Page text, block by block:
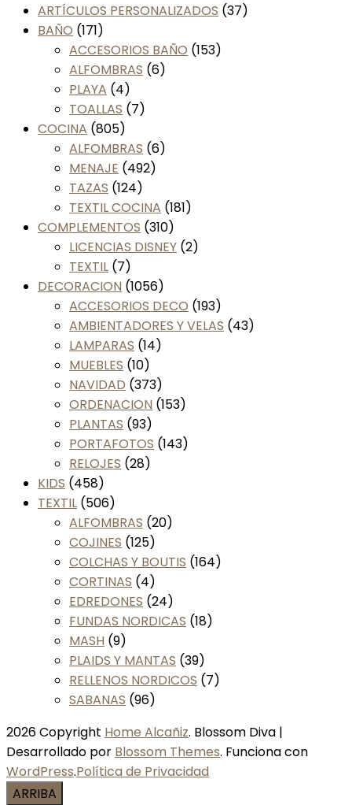
ARTÍCULOS PERSONALIZADOS (37)
BAÑO (171)
ACCESORIOS BAÑO (153)
ALFOMBRAS (6)
PLAYA (4)
TOALLAS (7)
COCINA (805)
ALFOMBRAS (6)
MENAJE (492)
TAZAS (124)
TEXTIL COCINA (181)
COMPLEMENTOS (310)
LICENCIAS DISNEY (2)
TEXTIL (7)
DECORACION (1056)
ACCESORIOS DECO (193)
AMBIENTADORES Y VELAS (43)
LAMPARAS (14)
MUEBLES (10)
NAVIDAD (373)
ORDENACION (153)
PLANTAS (93)
PORTAFOTOS (143)
RELOJES (28)
KIDS (458)
TEXTIL (506)
ALFOMBRAS (20)
COJINES (125)
COLCHAS Y BOUTIS (164)
CORTINAS (4)
EDREDONES (24)
FUNDAS NORDICAS (18)
MASH (9)
PLAIDS Y MANTAS (39)
RELLENOS NORDICOS (7)
SABANAS (96)
2026 Copyright Home Alcañiz. Blossom Diva |
Desarrollado por Blossom Themes. Funciona con
WordPress.Política de Privacidad
ARRIBA